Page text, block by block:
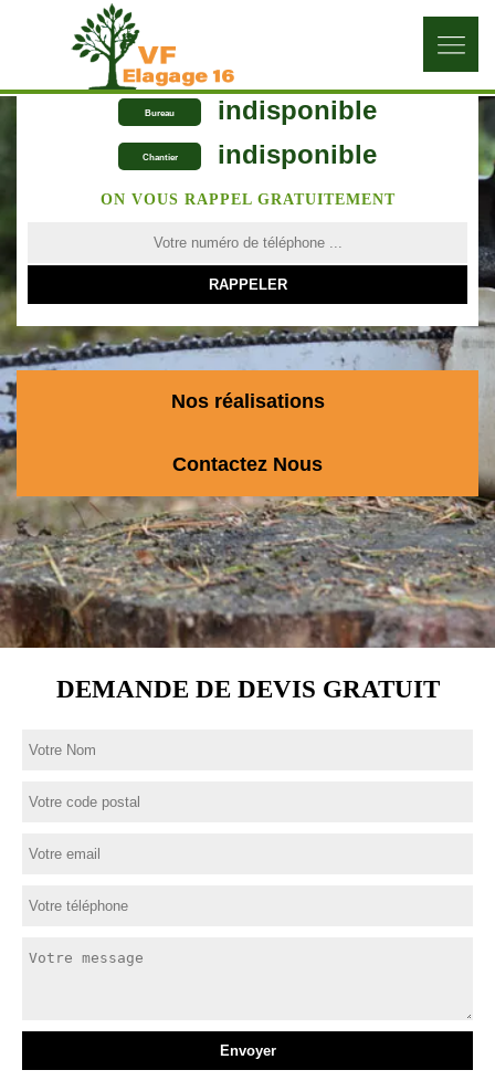
Bureau indisponible
Chantier indisponible
ON VOUS RAPPEL GRATUITEMENT
Nos réalisations
Contactez Nous
DEMANDE DE DEVIS GRATUIT